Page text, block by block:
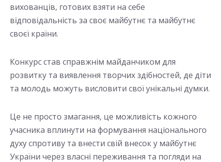
вихованців, готових взяти на себе
відповідальність за своє майбутнє та майбутнє
своєї країни.
Конкурс став справжнім майданчиком для
розвитку та виявлення творчих здібностей, де діти
та молодь можуть висловити свої унікальні думки.
Це не просто змагання, це можливість кожного
учасника вплинути на формування національного
духу спротиву та внести свій внесок у майбутнє
України через власні переживання та погляди на